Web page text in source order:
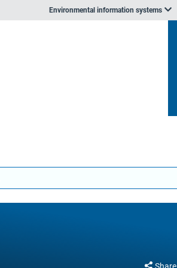
Environmental information systems
Share